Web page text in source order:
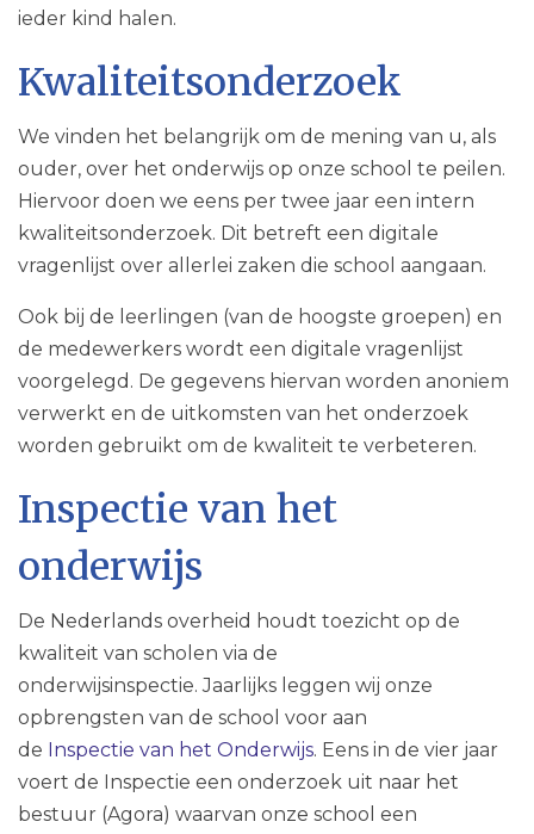
ieder kind halen.
Kwaliteitsonderzoek
We vinden het belangrijk om de mening van u, als
ouder, over het onderwijs op onze school te peilen.
Hiervoor doen we eens per twee jaar een intern
kwaliteitsonderzoek. Dit betreft een digitale
vragenlijst over allerlei zaken die school aangaan.
Ook bij de leerlingen (van de hoogste groepen) en
de medewerkers wordt een digitale vragenlijst
voorgelegd. De gegevens hiervan worden anoniem
verwerkt en de uitkomsten van het onderzoek
worden gebruikt om de kwaliteit te verbeteren.
Inspectie van het
onderwijs
De Nederlands overheid houdt toezicht op de
kwaliteit van scholen via de
onderwijsinspectie. Jaarlijks leggen wij onze
opbrengsten van de school voor aan
de Inspectie van het Onderwijs. Eens in de vier jaar
voert de Inspectie een onderzoek uit naar het
bestuur (Agora) waarvan onze school een